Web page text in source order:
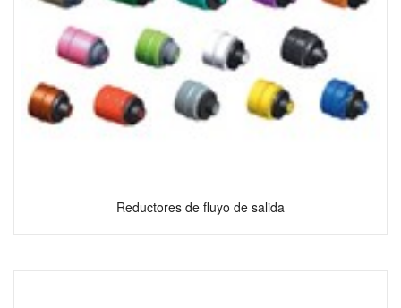
Reductores de fluyo de salida